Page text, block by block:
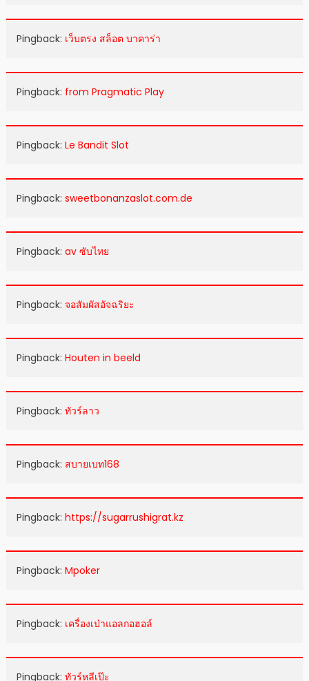
Pingback: เว็บตรง สล็อต บาคาร่า
Pingback: from Pragmatic Play
Pingback: Le Bandit Slot
Pingback: sweetbonanzaslot.com.de
Pingback: av ซับไทย
Pingback: จอสัมผัสอัจฉริยะ
Pingback: Houten in beeld
Pingback: ทัวร์ลาว
Pingback: สบายเบท168
Pingback: https://sugarrushigrat.kz
Pingback: Mpoker
Pingback: เครื่องเป่าแอลกอฮอล์
Pingback: ทัวร์หลีเป๊ะ